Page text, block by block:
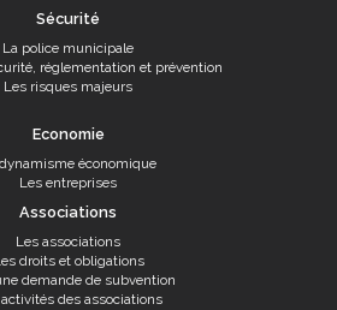
Sécurité
La police municipale
réglementation et prévention
Les risques majeurs
Economie
économique
Les entreprises
Associations
Les associations
droits et obligations
demande de subvention
des associations